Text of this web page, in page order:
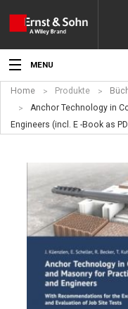
MENU
Aktuelles
Veranstaltungen
Fachgebiete
Produkte
Werben
Service
Home Produkte
Anchor Technology in
Engineers (incl. E -Book as